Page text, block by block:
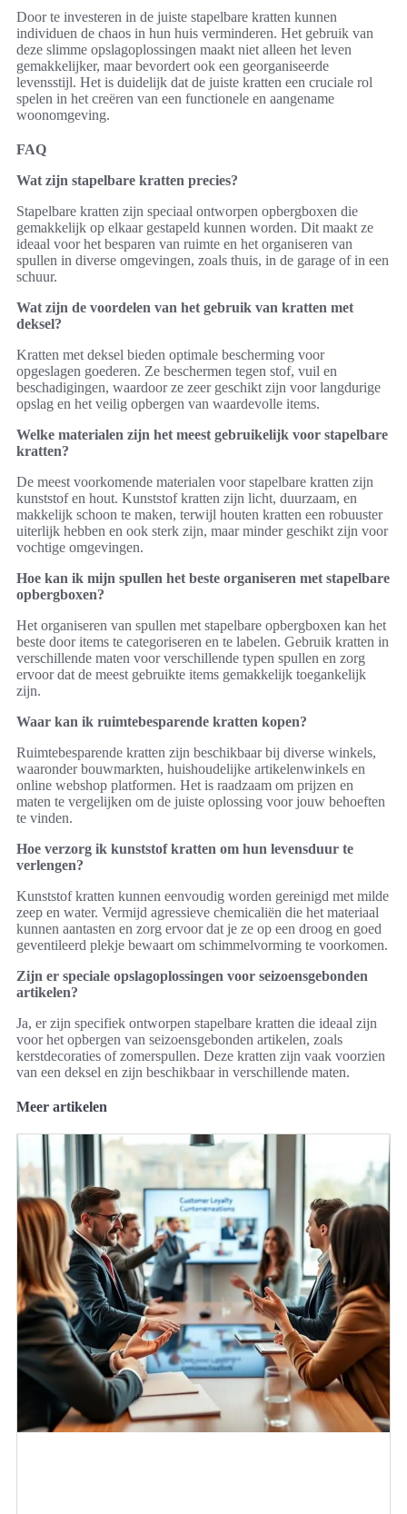
Door te investeren in de juiste stapelbare kratten kunnen
individuen de chaos in hun huis verminderen. Het gebruik van
deze slimme opslagoplossingen maakt niet alleen het leven
gemakkelijker, maar bevordert ook een georganiseerde
levensstijl. Het is duidelijk dat de juiste kratten een cruciale rol
spelen in het creëren van een functionele en aangename
woonomgeving.
FAQ
Wat zijn stapelbare kratten precies?
Stapelbare kratten zijn speciaal ontworpen opbergboxen die
gemakkelijk op elkaar gestapeld kunnen worden. Dit maakt ze
ideaal voor het besparen van ruimte en het organiseren van
spullen in diverse omgevingen, zoals thuis, in de garage of in een
schuur.
Wat zijn de voordelen van het gebruik van kratten met
deksel?
Kratten met deksel bieden optimale bescherming voor
opgeslagen goederen. Ze beschermen tegen stof, vuil en
beschadigingen, waardoor ze zeer geschikt zijn voor langdurige
opslag en het veilig opbergen van waardevolle items.
Welke materialen zijn het meest gebruikelijk voor stapelbare
kratten?
De meest voorkomende materialen voor stapelbare kratten zijn
kunststof en hout. Kunststof kratten zijn licht, duurzaam, en
makkelijk schoon te maken, terwijl houten kratten een robuuster
uiterlijk hebben en ook sterk zijn, maar minder geschikt zijn voor
vochtige omgevingen.
Hoe kan ik mijn spullen het beste organiseren met stapelbare
opbergboxen?
Het organiseren van spullen met stapelbare opbergboxen kan het
beste door items te categoriseren en te labelen. Gebruik kratten in
verschillende maten voor verschillende typen spullen en zorg
ervoor dat de meest gebruikte items gemakkelijk toegankelijk
zijn.
Waar kan ik ruimtebesparende kratten kopen?
Ruimtebesparende kratten zijn beschikbaar bij diverse winkels,
waaronder bouwmarkten, huishoudelijke artikelenwinkels en
online webshop platformen. Het is raadzaam om prijzen en
maten te vergelijken om de juiste oplossing voor jouw behoeften
te vinden.
Hoe verzorg ik kunststof kratten om hun levensduur te
verlengen?
Kunststof kratten kunnen eenvoudig worden gereinigd met milde
zeep en water. Vermijd agressieve chemicaliën die het materiaal
kunnen aantasten en zorg ervoor dat je ze op een droog en goed
geventileerd plekje bewaart om schimmelvorming te voorkomen.
Zijn er speciale opslagoplossingen voor seizoensgebonden
artikelen?
Ja, er zijn specifiek ontworpen stapelbare kratten die ideaal zijn
voor het opbergen van seizoensgebonden artikelen, zoals
kerstdecoraties of zomerspullen. Deze kratten zijn vaak voorzien
van een deksel en zijn beschikbaar in verschillende maten.
Meer artikelen